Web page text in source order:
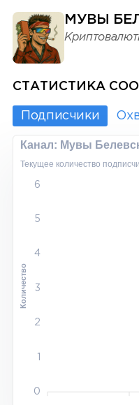
МУВЫ
СТАТИСТИКА
Подписчики
Канал: Мувы
Текущее количество
6
5
4
3
2
1
0
Количество